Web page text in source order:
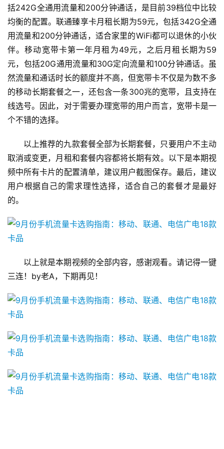
括242G全通用流量和200分钟通话，是目前39档位中比较
均衡的配置。联通臻享卡月租长期为59元，包括342G全通
用流量和200分钟通话，适合家里的WiFi都可以退休的小伙
伴。移动宽带卡第一年月租为49元，之后月租长期为59
元，包括20G通用流量和30G定向流量和100分钟通话。虽
然流量和通话时长的额度并不高，但宽带卡不仅是为数不多
的移动长期套餐之一，还包含一条300兆的宽带，且支持在
线选号。因此，对于需要办理宽带的用户而言，宽带卡是一
个不错的选择。
以上推荐的九款套餐全部为长期套餐，只要用户不主动
取消或变更，月租和套餐内容都将长期有效。以下是本期视
频中所有卡片的配置清单，建议用户截图保存。最后，建议
用户根据自己的需求理性选择，适合自己的套餐才是最好
的。
以上就是本期视频的全部内容，感谢观看。请记得一键
三连！by老A，下期再见！